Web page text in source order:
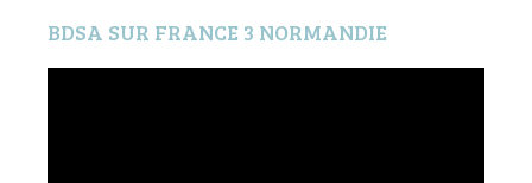
BDSA SUR FRANCE 3 NORMANDIE